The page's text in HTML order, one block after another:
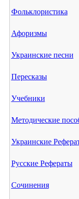
Фольклористика
Афоризмы
Украинские песни
Пересказы
Учебники
Методические
Украинские
Русские Рефераты
Сочинения